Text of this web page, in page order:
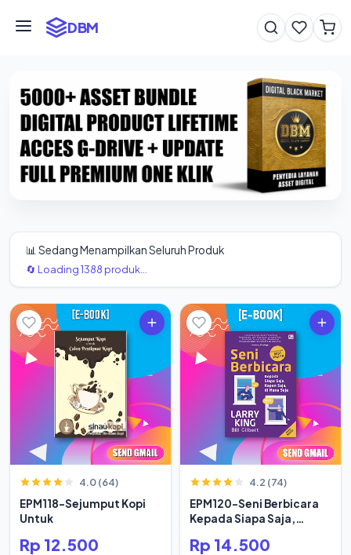
DBM
📊 Sedang Menampilkan Seluruh Produk
🔄 Loading 1388 produk...
4.0 (64)
EPM118-Sejumput Kopi
Untuk
Rp 12.500
4.2 (74)
EPM120-Seni Berbicara
Kepada Siapa Saja,
Rp 14.500